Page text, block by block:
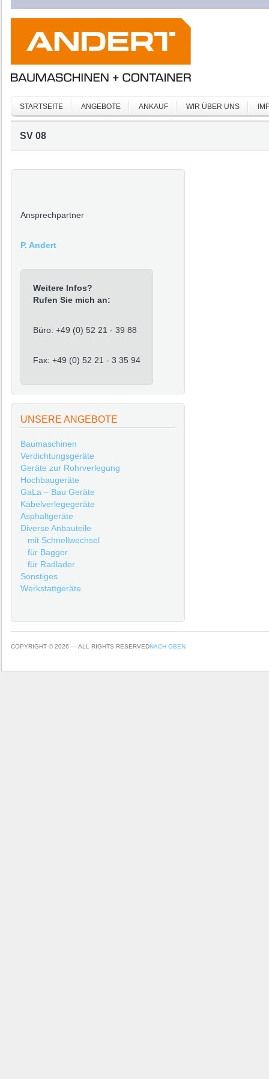
STARTSEITE ANGEBOTE ANKAUF WIR ÜBER UNS
SV 08
Ansprechpartner
P. Andert
Weitere Infos?
Rufen Sie mich an:
Büro: +49 (0) 52 21 - 39 88
Fax: +49 (0) 52 21 - 3 35 94
UNSERE ANGEBOTE
Baumaschinen
Verdichtungsgeräte
Geräte zur Rohrverlegung
Hochbaugeräte
GaLa – Bau Geräte
Kabelverlegegeräte
Asphaltgeräte
Diverse Anbauteile
mit Schnellwechsel
für Bagger
für Radlader
Sonstiges
Werkstattgeräte
COPYRIGHT © 2026 — ALL RIGHTS RESERVEDNACH OBEN